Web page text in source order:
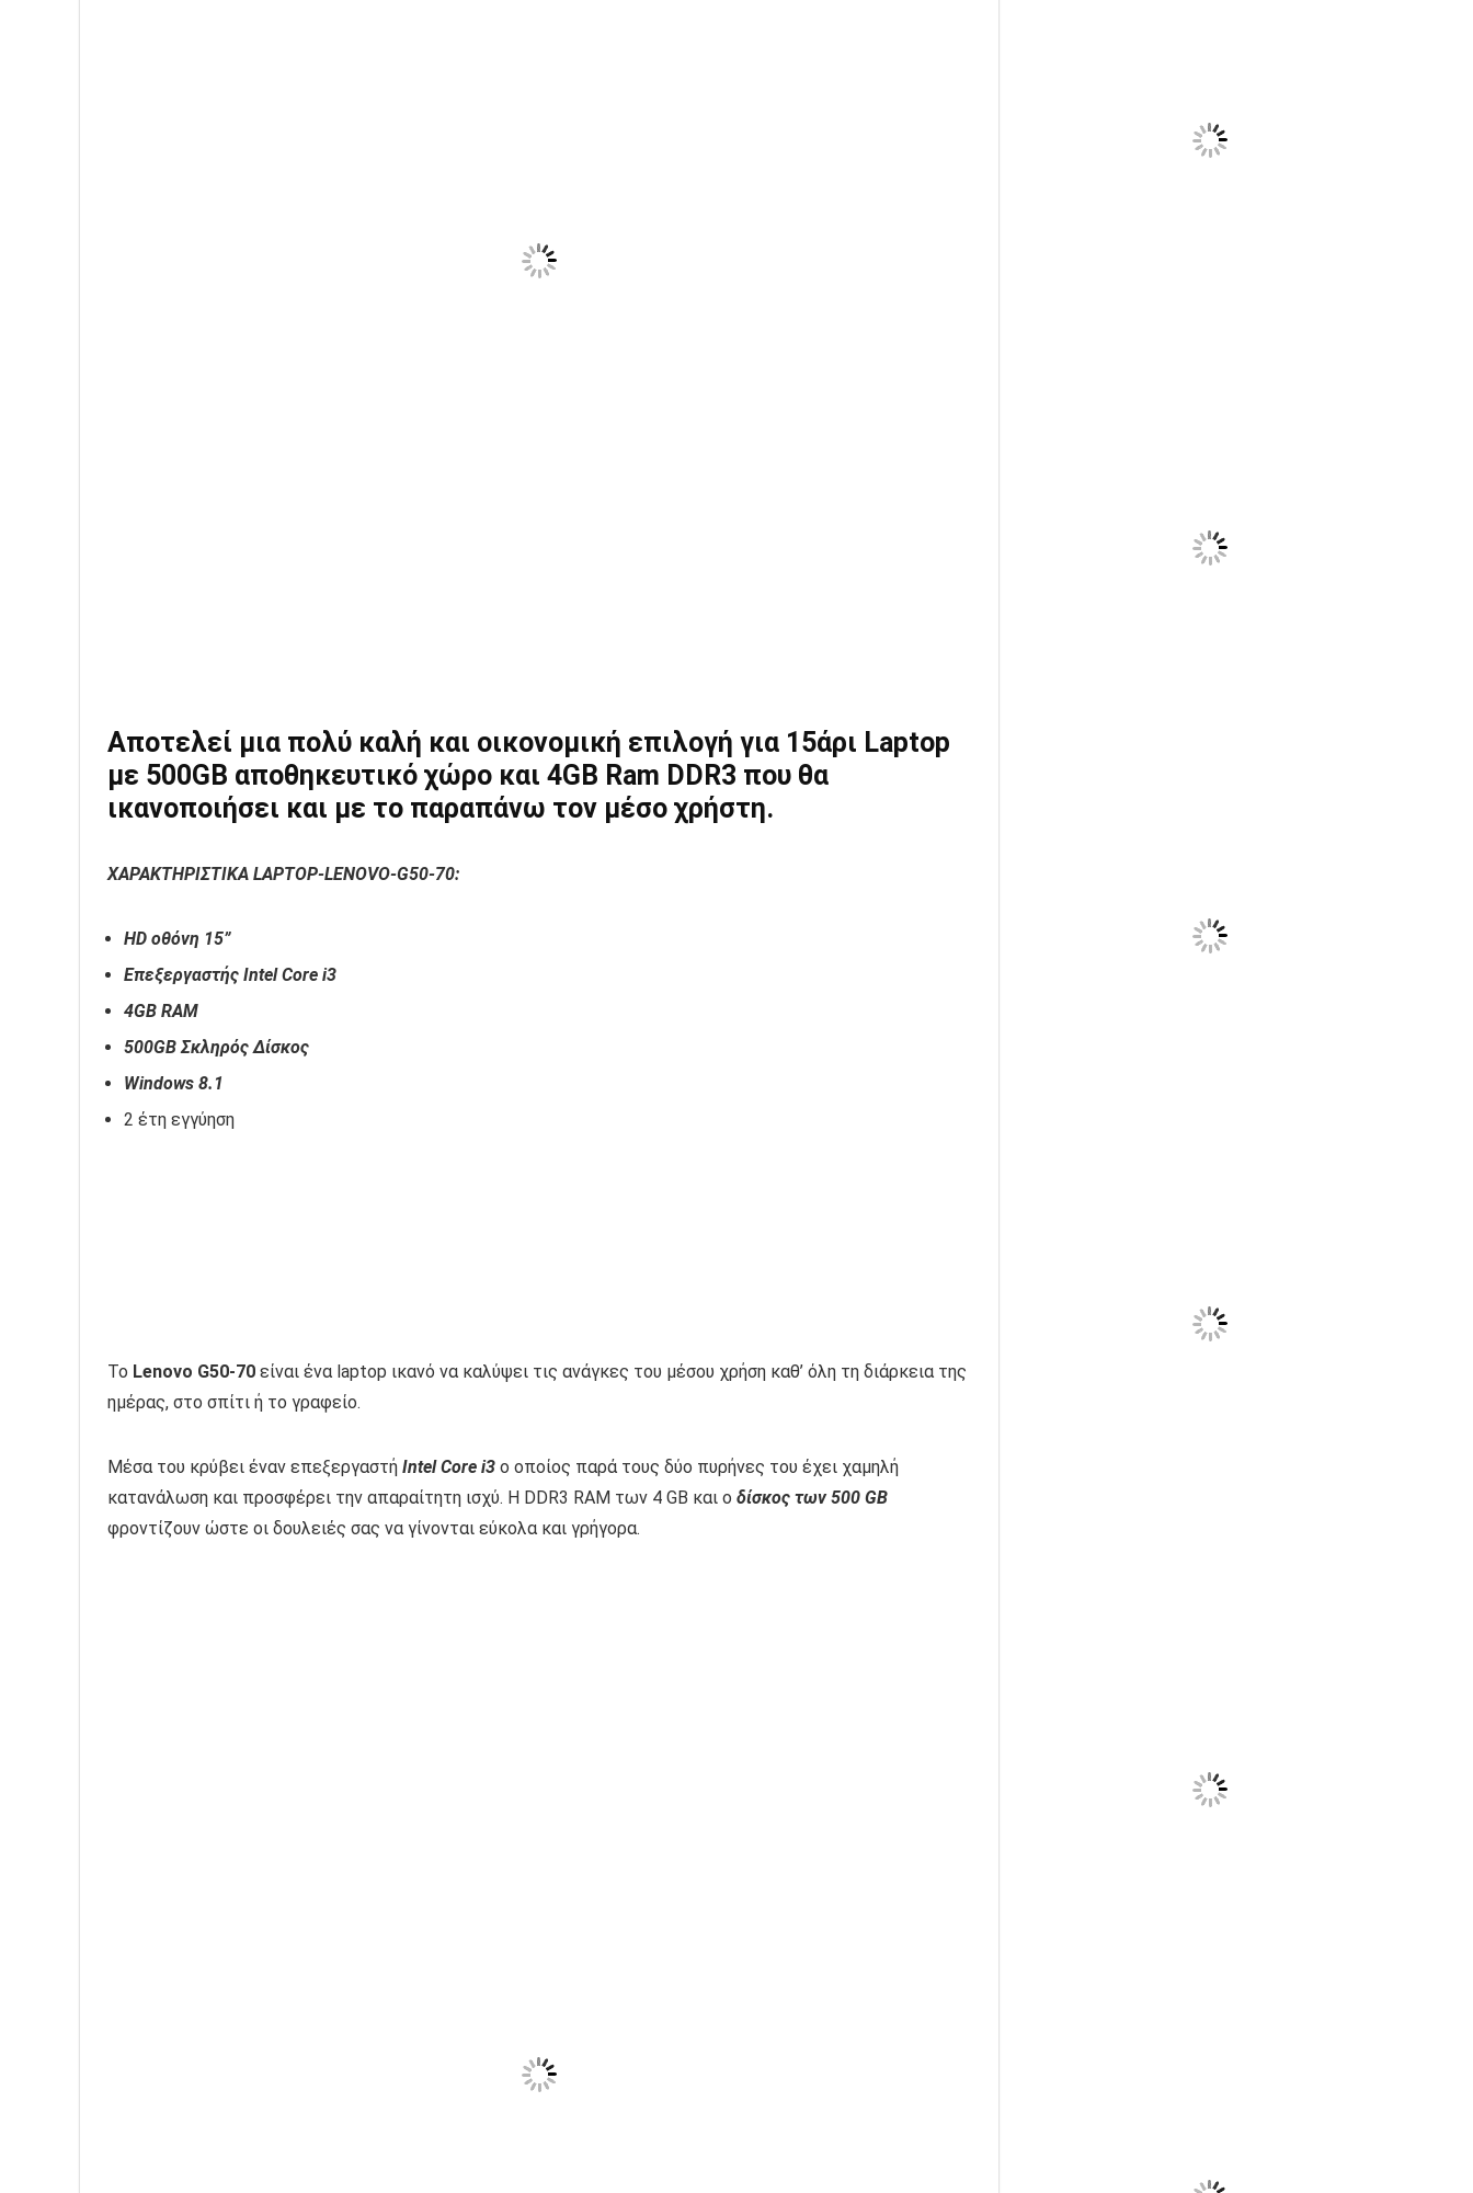
Aποτελεί μια πολύ καλή και οικονομική επιλογή για 15άρι Laptop
με 500GB αποθηκευτικό χώρο και 4GB Ram DDR3 που θα
ικανοποιήσει και με το παραπάνω τον μέσο χρήστη.
ΧΑΡΑΚΤΗΡΙΣΤΙΚΑ LAPTOP-LENOVO-G50-70:
HD οθόνη 15”
Επεξεργαστής Intel Core i3
4GB RAM
500GB Σκληρός Δίσκος
Windows 8.1
2 έτη εγγύηση
To Lenovo G50-70 είναι ένα laptop ικανό να καλύψει τις ανάγκες του μέσου χρήση καθ’ όλη τη διάρκεια της
ημέρας, στο σπίτι ή το γραφείο.
Μέσα του κρύβει έναν επεξεργαστή Intel Core i3 ο οποίος παρά τους δύο πυρήνες του έχει χαμηλή
κατανάλωση και προσφέρει την απαραίτητη ισχύ. Η DDR3 RAM των 4 GB και ο δίσκος των 500 GB
φροντίζουν ώστε οι δουλειές σας να γίνονται εύκολα και γρήγορα.